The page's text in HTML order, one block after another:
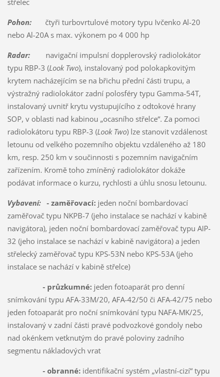
střelec
Pohon:čtyři turbovrtulové motory typu Ivčenko Al-20
nebo Al-20A s max. výkonem po 4 000 hp
Radar:navigační impulsní dopplerovský radiolokátor
typu RBP-3 (Look Two), instalovaný pod polokapkovitým
krytem nacházejícím se na břichu přední části trupu, a
výstražný radiolokátor zadní polosféry typu Gamma-54T,
instalovaný uvnitř krytu vystupujícího z odtokové hrany
SOP, v oblasti nad kabinou „ocasního střelce“. Za pomoci
radiolokátoru typu RBP-3 (Look Two) lze stanovit vzdálenost
letounu od velkého pozemního objektu vzdáleného až 180
km, resp. 250 km v součinnosti s pozemním navigačním
zařízením. Kromě toho zmíněný radiolokátor dokáže
podávat informace o kurzu, rychlosti a úhlu snosu letounu.
Vybavení: - zaměřovací:jeden noční bombardovací
zaměřovač typu NKPB-7 (jeho instalace se nachází v kabině
navigátora), jeden noční bombardovací zaměřovač typu AIP-
32 (jeho instalace se nachází v kabině navigátora) a jeden
střelecký zaměřovač typu KPS-53N nebo KPS-53A (jeho
instalace se nachází v kabině střelce)
- průzkumné:jeden fotoaparát pro denní
snímkování typu AFA-33M/20, AFA-42/50 či AFA-42/75 nebo
jeden fotoaparát pro noční snímkování typu NAFA-MK/25,
instalovaný v zadní části pravé podvozkové gondoly nebo
nad okénkem vetknutým do pravé poloviny zadního
segmentu nákladových vrat
- obranné:identifikační systém „vlastní-cizí“ typu